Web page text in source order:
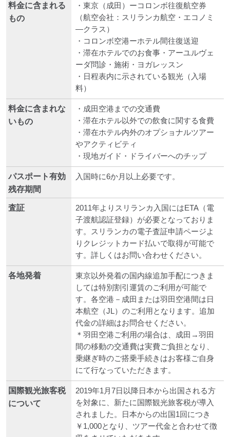
料金に含まれる
もの
・東京（成田）ーコロンボ往復航空券
（航空会社：スリランカ航空・エコノミ
―クラス）
・コロンボ空港ーホテル間往復送迎
・滞在ホテルでのお食事・アーユルヴェ
ーダ問診・施術・ヨガレッスン
・日程表内に示されている観光（入場
料）
料金に含まれな
いもの
・成田空港までの交通費
・滞在ホテル以外での飲食に関する食費
・滞在ホテル内外のオプショナルツアー
やアクティビティ
・現地ガイド・ドライバーへのチップ
パスポート有効
残存期間
入国時に6か月以上必要です。
査証
2011年よりスリランカ入国にはETA（電
子渡航認証登録）が必要となっておりま
す。スリランカの電子査証申請ページよ
りクレジットカード払いで取得が可能で
す。詳しくはお問い合わせください。
各地発着
東京以外発着の国内線追加手配につきま
しては特別割引運賃のご利用が可能で
す。各空港－成田または羽田空港間は日
本航空（JL）のご利用となります。追加
代金の詳細はお問合せください。
＊羽田空港ご利用の場合は、成田→羽田
間の移動の交通費は実費ご負担となり、
乗継ぎ時のご搭乗手続きはお客様ご自身
にて行なっていただきます。
国際観光旅客税
について
2019年1月7日以降日本から出国される方
を対象に、新たに国際観光旅客税が導入
されました。日本からの出国1回につき
￥1,000となり、ツアー代金と合わせて徴